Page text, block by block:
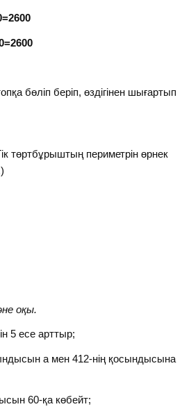
бөліп беріп, өздігінен шығартып
төртбұрыштың периметрін өрнек
оқы.
5 есе арттыр;
а мен 412-нің қосындысына
60-қа көбейт;